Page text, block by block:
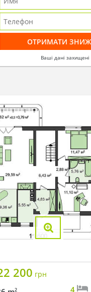
Ваші дані захищені
200 грн
2 4